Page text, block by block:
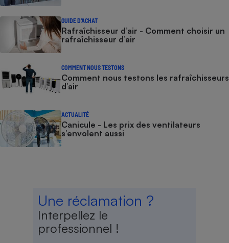
GUIDE D'ACHAT
Rafraîchisseur d’air - Comment choisir un
rafraîchisseur d’air
COMMENT NOUS TESTONS
Comment nous testons les rafraîchisseurs
d’air
ACTUALITÉ
Canicule - Les prix des ventilateurs
s’envolent aussi
Une réclamation ?
Interpellez le
professionnel !